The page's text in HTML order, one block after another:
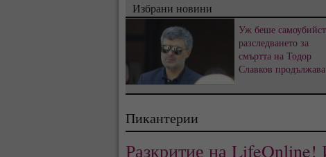
Избрани новини
Уж беше
разследването за
смъртта на Тодор
Славков продължава
Пикантерии
Разкритие на LifeOnline!